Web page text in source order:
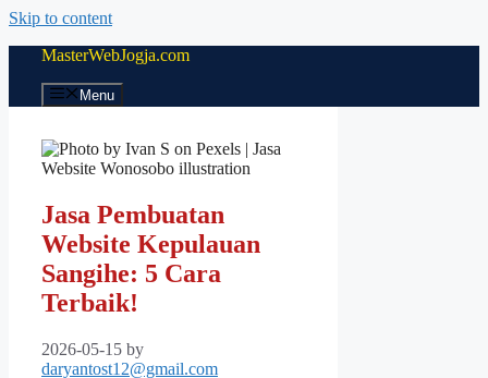
Skip to content
MasterWebJogja.com
Menu
Jasa Pembuatan
Website Kepulauan
Sangihe: 5 Cara
Terbaik!
2026-05-15 by
daryantost12@gmail.com